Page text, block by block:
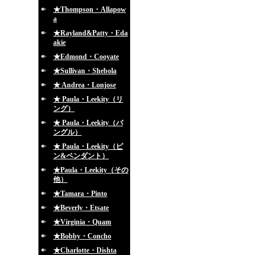
★Thompson・Allapow
a
★Rayland&Patty・Eda
akie
★Edmond・Cooyate
★Sullivan・Shebola
★ Andrea・Lonjose
★ Paula・Leekity（リ
ング）
★ Paula・Leekity（バ
ングル）
★ Paula・Leekity（ピ
ン&ペンダント）
★Paula・Leekity（その
他）
★Tamara・Pinto
★Beverly・Etsate
★Virginia・Quam
★Bobby・Concho
★Charlotte・Dishta